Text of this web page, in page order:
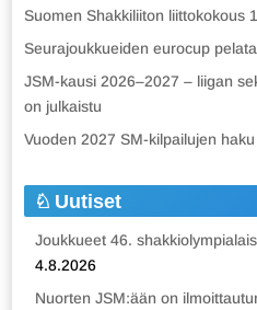
Suomen Shakkiliiton liittokokous
Seurajoukkueiden eurocup
JSM-kausi 2026–2027 – liigan
on julkaistu
Vuoden 2027 SM-kilpailujen
Uutiset
Joukkueet 46.
4.8.2026
Nuorten JSM:ään on